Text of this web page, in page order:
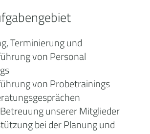
Terminierung und
von Personal
von Probetrainings
unserer Mitglieder
bei der Planung und